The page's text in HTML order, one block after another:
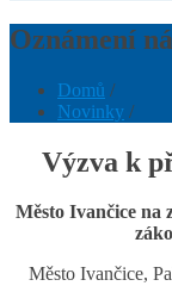
Oznámení
Domů /
Novinky /
Výzva k
Město Ivančice na
Město Ivančice,